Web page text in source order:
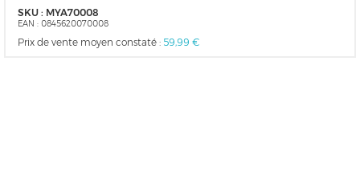
SKU : MYA70008
EAN : 0845620070008
Prix de vente moyen constaté : 59,99 €